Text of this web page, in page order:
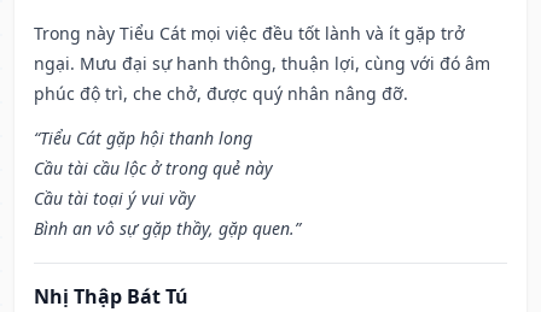
Trong này Tiểu Cát mọi việc đều tốt lành và ít gặp trở
ngại. Mưu đại sự hanh thông, thuận lợi, cùng với đó âm
phúc độ trì, che chở, được quý nhân nâng đỡ.
“Tiểu Cát gặp hội thanh long
Cầu tài cầu lộc ở trong quẻ này
Cầu tài toại ý vui vầy
Bình an vô sự gặp thầy, gặp quen.”
Nhị Thập Bát Tú